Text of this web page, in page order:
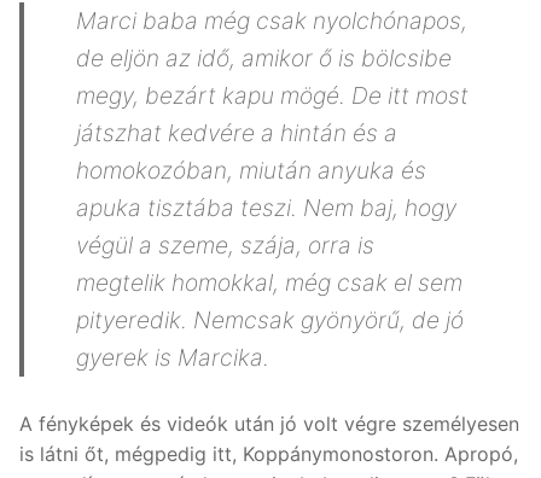
Marci baba még csak nyolchónapos,
de eljön az idő, amikor ő is bölcsibe
megy, bezárt kapu mögé. De itt most
játszhat kedvére a hintán és a
homokozóban, miután anyuka és
apuka tisztába teszi. Nem baj, hogy
végül a szeme, szája, orra is
megtelik homokkal, még csak el sem
pityeredik. Nemcsak gyönyörű, de jó
gyerek is Marcika.
A fényképek és videók után jó volt végre személyesen
is látni őt, mégpedig itt, Koppánymonostoron. Apropó,